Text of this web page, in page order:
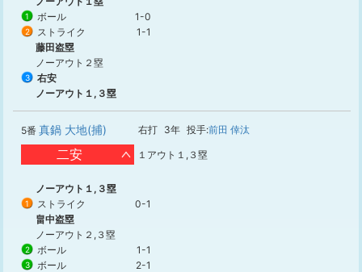
1 ボール 1-0
2 ストライク
1-1
藤田盗塁
ノーアウト２塁
3
右安
ノーアウト１,３塁
5番 真鍋 大地(捕) 右打 3年 投手:前田 倖汰
二安 １アウト１,３塁
ノーアウト１,３塁
1 ストライク
0-1
畠中盗塁
ノーアウト２,３塁
2 ボール 1-1
3 ボール 2-1